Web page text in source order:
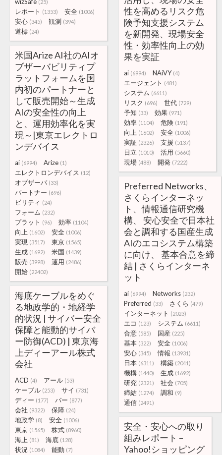
(25)
レポート (1353) 安全 (1006)
安心 (345) 観測 (394)
道標 (24)
性を高めるリスク危
険予知支援システム
を新開発、現場安全
性・効率性向上の効
果を実証
ai (6994) NAiVY (4)
エージェント (481)
システム (6611)
リスク (696) 世代 (729)
予知 (33) 効果 (971)
効率 (1104) 危険 (191)
向上 (1602) 安全 (1006)
実証 (2326) 支援 (5137)
日立 (1010) 活用 (5660)
現場 (488) 開発 (7222)
米国Arize AI社のAIオ
ブザーバビリティプ
ラットフォームを国
内初のパートナーと
して販売開始～生成
AIの安全性の向上
と、運用効率化を実
現～|東京エレクトロ
ンデバイス
ai (6994) Arize (1)
エレクトロンデバイス (12)
オブザーバ (33)
パートナー (696)
ビリティ (24)
フォーム (232)
プラット (96) 効率 (1104)
向上 (1602) 安全 (1006)
実現 (3517) 東京 (1565)
生成 (1692) 米国 (1439)
販売 (3998) 運用 (2486)
開始 (22402)
Preferred Networks、
さくらインターネッ
ト、情報通信研究機
構、 安心安全で日本社
会と調和する国産生成
AIのエコシステム構築
に向け、 基本合意を締
結 | さくらインターネ
ット
ai (6994) Networks (232)
Preferred (33) さくら (479)
インターネット (2023)
エコ (123) システム (6611)
合意 (585) 国産 (225)
基本 (322) 安全 (1006)
安心 (345) 情報 (13931)
日本 (6311) 構築 (2041)
機構 (1440) 生成 (1692)
研究 (2321) 社会 (705)
締結 (1274) 調和 (9)
通信 (2491)
海底ケーブルをめぐ
る地政学的・地経学
的状況 | サイバー安全
保障と能動的サイバ
ー防御(ACD) | 東京海
上ディーアール株式
会社
ACD (4) アール (53)
ケーブル (253) サイ (731)
ディー (177) バー (877)
会社 (9322) 保障 (24)
地政学 (8) 安全 (1006)
東京 (1565) 株式 (8960)
海上 (81) 海底 (128)
状況 (1084) 能動 (7)
安全・安心への取り
組みレポート –
Yahoo!ショッピング